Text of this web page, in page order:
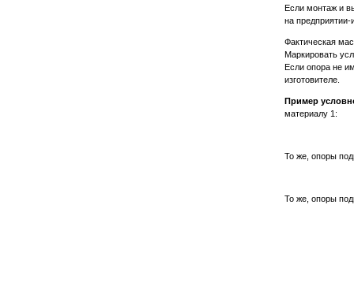
Если монтаж и
на предприятии-
Фактическая
Маркировать
Если опора не
изготовителе.
Пример
материалу 1:
То же, опоры
То же, опоры